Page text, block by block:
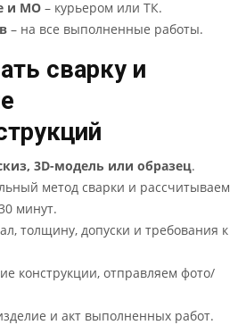
и МО – курьером или ТК.
– на все выполненные работы.
сварку и
3D-модель или образец.
метод сварки и рассчитываем
минут.
толщину, допуски и требования к
конструкции, отправляем фото/
и акт выполненных работ.